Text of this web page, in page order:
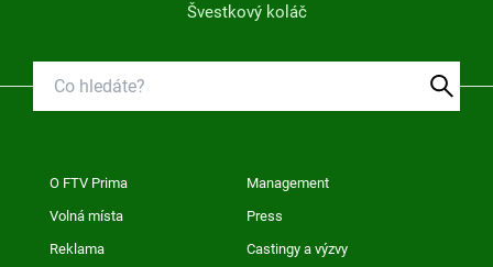
Švestkový koláč
O FTV Prima Management
Volná místa Press
Reklama Castingy a výzvy